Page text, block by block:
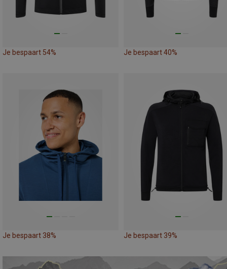
Je bespaart 54% Je bespaart 40%
Je bespaart 38% Je bespaart 39%